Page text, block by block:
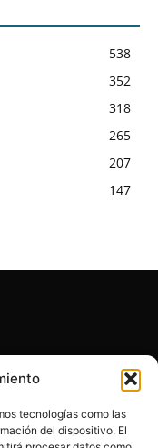
tecnologías como las
del dispositivo. El
538
352
318
265
207
147